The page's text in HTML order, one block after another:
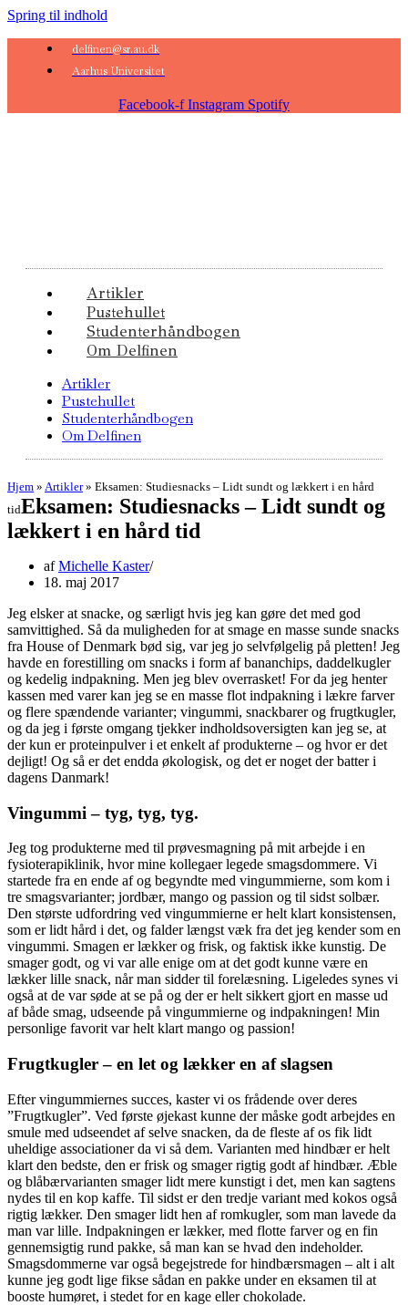
Spring til indhold
delfinen@sr.au.dk
Aarhus Universitet
Facebook-f Instagram Spotify
Artikler
Pustehullet
Studenterhåndbogen
Om Delfinen
Artikler
Pustehullet
Studenterhåndbogen
Om Delfinen
Hjem » Artikler» Eksamen: Studiesnacks – Lidt sundt og lækkert i en hård
tidEksamen: Studiesnacks – Lidt sundt og
lækkert i en hård tid
afMichelle Kaster
18. maj 2017
Jeg elsker at snacke, og særligt hvis jeg kan gøre det med god
samvittighed. Så da muligheden for at smage en masse sunde snacks
fra House of Denmark bød sig, var jeg jo selvfølgelig på pletten! Jeg
havde en forestilling om snacks i form af bananchips, daddelkugler
og kedelig indpakning. Men jeg blev overrasket! For da jeg henter
kassen med varer kan jeg se en masse flot indpakning i lækre farver
og flere spændende varianter; vingummi, snackbarer og frugtkugler,
og da jeg i første omgang tjekker indholdsoversigten kan jeg se, at
der kun er proteinpulver i et enkelt af produkterne – og hvor er det
dejligt! Og så er det endda økologisk, og det er noget der batter i
dagens Danmark!
Vingummi – tyg, tyg, tyg.
Jeg tog produkterne med til prøvesmagning på mit arbejde i en
fysioterapiklinik, hvor mine kollegaer legede smagsdommere. Vi
startede fra en ende af og begyndte med vingummierne, som kom i
tre smagsvarianter; jordbær, mango og passion og til sidst solbær.
Den største udfordring ved vingummierne er helt klart konsistensen,
som er lidt hård i det, og falder længst væk fra det jeg kender som en
vingummi. Smagen er lækker og frisk, og faktisk ikke kunstig. De
smager godt, og vi var alle enige om at det godt kunne være en
lækker lille snack, når man sidder til forelæsning. Ligeledes synes vi
også at de var søde at se på og der er helt sikkert gjort en masse ud
af både smag, udseende på vingummierne og indpakningen! Min
personlige favorit var helt klart mango og passion!
Frugtkugler – en let og lækker en af slagsen
Efter vingummiernes succes, kaster vi os frådende over deres
”Frugtkugler”. Ved første øjekast kunne der måske godt arbejdes en
smule med udseendet af selve snacken, da de fleste af os fik lidt
uheldige associationer da vi så dem. Varianten med hindbær er helt
klart den bedste, den er frisk og smager rigtig godt af hindbær. Æble
og blåbærvarianten smager lidt mere kunstigt i det, men kan sagtens
nydes til en kop kaffe. Til sidst er den tredje variant med kokos også
rigtig lækker. Den smager lidt hen af romkugler, som man lavede da
man var lille. Indpakningen er lækker, med flotte farver og en fin
gennemsigtig rund pakke, så man kan se hvad den indeholder.
Smagsdommerne var også begejstrede for hindbærsmagen – alt i alt
kunne jeg godt lige fikse sådan en pakke under en eksamen til at
booste humøret, i stedet for en kage eller chokolade.